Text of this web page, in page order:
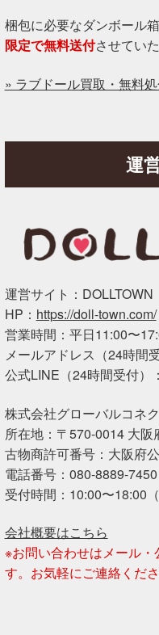
梱包に必要なダンボール
限定で無料送付させてい
» ラブドール買取・無料
運
運営サイト：DOLLTOWN
HP： https://doll-town.com/
営業時間：平日11:00〜
メールアドレス（24時間
公式LINE（24時間受付）：
株式会社グローバルコネ
所在地：〒570-0014 大
古物商許可番号：大阪府
電話番号：080-8889-7450
受付時間：10:00〜18:00（
会社概要はこちら
※お問い合わせはメール
す。お気軽にご連絡くださ